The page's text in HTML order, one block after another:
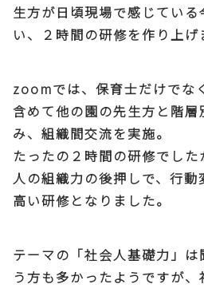
生方が日頃現場で感じてい
い、２時間の研修を作り上げ
zoomでは、保育士だけでな
含めて他の園の先生方と階層
み、組織間交流を実施。
たったの２時間の研修でし
人の組織力の後押しで、行
高い研修となりました。
テーマの「社会人基礎力」
う方も多かったようですが